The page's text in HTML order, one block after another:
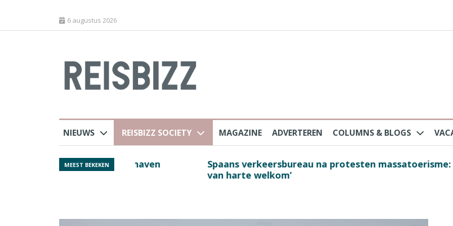
6 augustus 2026
NIEUWS REISBIZZ SOCIETY MAGAZINE ADVERTEREN COLUMNS & BLOGS
MEEST BEKEKEN
luchthaven
Spaans verkeersbureau na protesten massatoerisme: ‘Nederlandse
van harte welkom’